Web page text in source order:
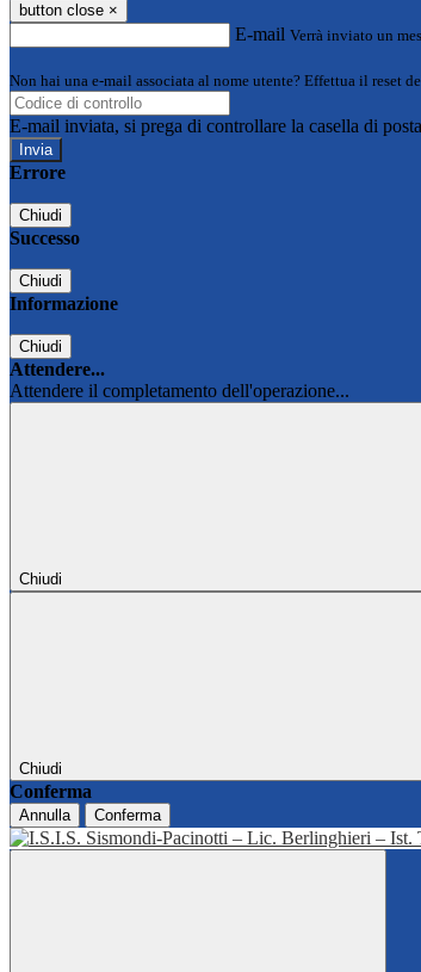
button close ×
E-mail Verrà inviato un
Non hai una e-mail associata al nome utente? Effettua il reset
E-mail inviata, si prega di controllare la casella di
Errore
Chiudi
Successo
Chiudi
Informazione
Chiudi
Attendere...
Attendere il completamento dell'operazione...
Chiudi
Chiudi
Conferma
Annulla Conferma